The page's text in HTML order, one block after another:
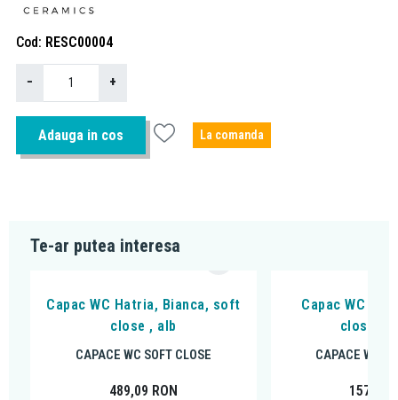
Cod RESC00004
− +
Adauga in cos La comanda
Te-ar putea interesa
Capac WC Hatria, Bianca, soft
close , alb
CAPACE WC SOFT CLOSE
489,09 RON
Capac WC
close,
CAPACE WC
157,31